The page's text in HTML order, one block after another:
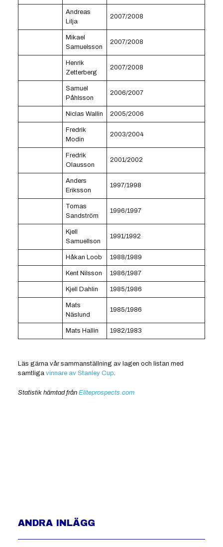
Andreas
Lilja
2007/2008
Mikael
Samuelsson
2007/2008
Henrik
Zetterberg
2007/2008
Samuel
Påhlsson
2006/2007
Niclas Wallin 2005/2006
Fredrik
Modin
2003/2004
Fredrik
Olausson
2001/2002
Anders
Eriksson
1997/1998
Tomas
Sandström
1996/1997
Kjell
Samuellson
1991/1992
Håkan Loob 1988/1989
Kent Nilsson 1986/1987
Kjell Dahlin 1985/1986
Mats
Näslund
1985/1986
Mats Hallin 1982/1983
Läs gärna vår sammanställning av lagen och listan med
samtliga vinnare av Stanley Cup
Statistik hämtad från Eliteprospects.com
ANDRA INLÄGG